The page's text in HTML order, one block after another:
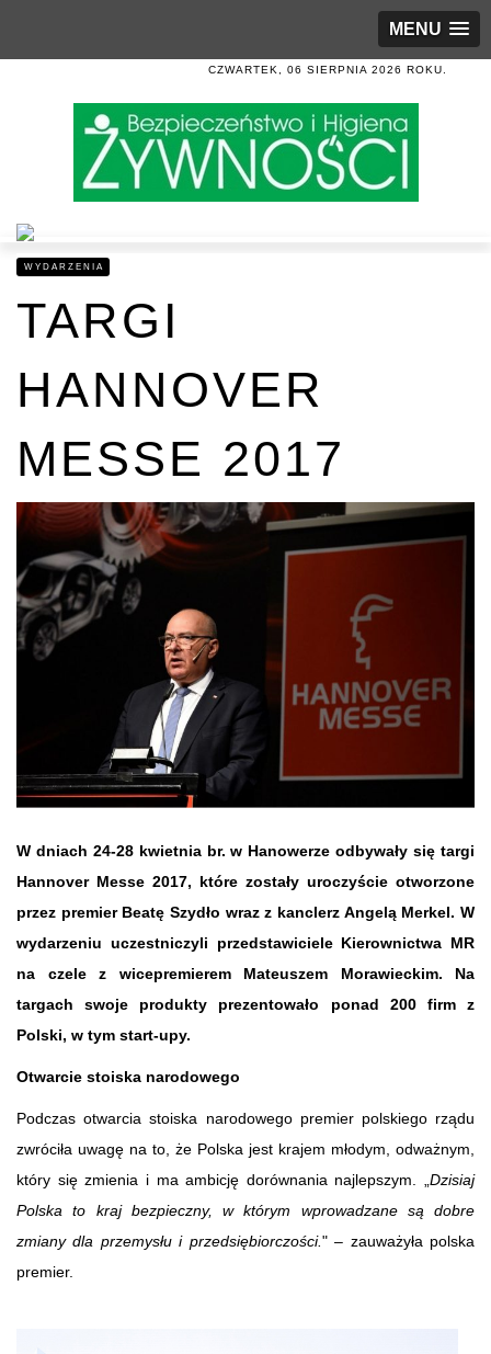
MENU
CZWARTEK, 06 SIERPNIA 2026 ROKU.
WYDARZENIA
TARGI
HANNOVER
MESSE 2017
W dniach 24-28 kwietnia br. w Hanowerze odbywały się targi
Hannover Messe 2017, które zostały uroczyście otworzone
przez premier Beatę Szydło wraz z kanclerz Angelą Merkel. W
wydarzeniu uczestniczyli przedstawiciele Kierownictwa MR
na czele z wicepremierem Mateuszem Morawieckim. Na
targach swoje produkty prezentowało ponad 200 firm z
Polski, w tym start-upy.
Otwarcie stoiska narodowego
Podczas otwarcia stoiska narodowego premier polskiego rządu
zwróciła uwagę na to, że Polska jest krajem młodym, odważnym,
który się zmienia i ma ambicję dorównania najlepszym. „ Dzisiaj
Polska to kraj bezpieczny, w którym wprowadzane są dobre
zmiany dla przemysłu i przedsiębiorczości." – zauważyła polska
premier.